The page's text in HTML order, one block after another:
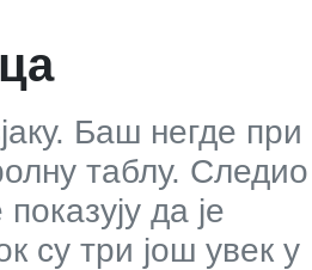
Баш негде при
таблу. Следио
да је
су три још увек у